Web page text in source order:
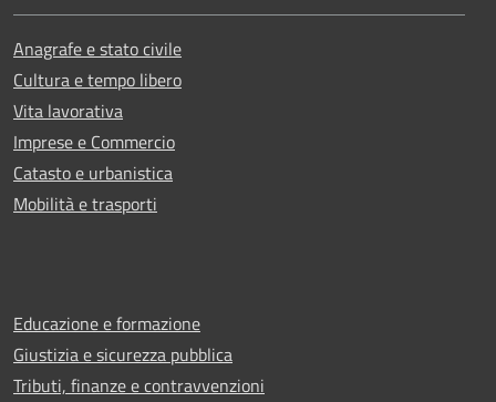
Anagrafe e stato civile
Cultura e tempo libero
Vita lavorativa
Imprese e Commercio
Catasto e urbanistica
Mobilità e trasporti
Educazione e formazione
Giustizia e sicurezza pubblica
Tributi, finanze e contravvenzioni